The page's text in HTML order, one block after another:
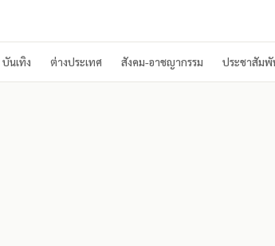
บันเทิง ต่างประเทศ สังคม-อาชญากรรม ประชาสัมพั